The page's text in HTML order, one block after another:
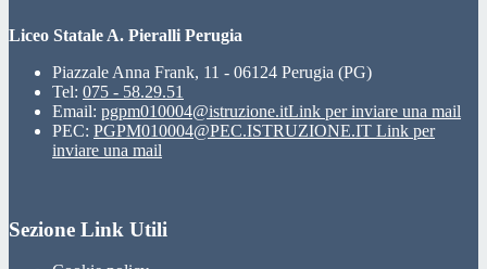
Liceo Statale A. Pieralli Perugia
Piazzale Anna Frank, 11 - 06124 Perugia (PG)
Tel: 075 - 58.29.51
Email: pgpm010004@istruzione.itLink per inviare una mail
PEC: PGPM010004@PEC.ISTRUZIONE.IT Link per
inviare una mail
Sezione Link Utili